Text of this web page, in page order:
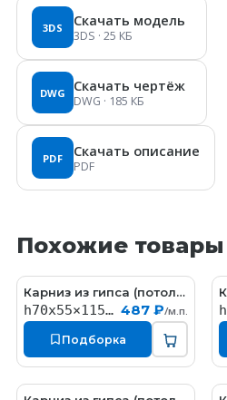
3DS Скачать модель
3DS · 25 КБ
DWG Скачать чертёж
DWG · 185 КБ
PDF Скачать описание
PDF
Похожие товары
KT058Карниз из гипса (потолочный плинтус) (h70x55мм)
h70x55×1150мм 487 ₽/м.п.
Подборка